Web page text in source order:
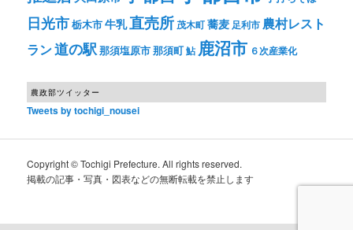
日光市栃木市牛乳直売所茂木町蕎麦足利市 農村レスト
ラン道の駅那須塩原市那須町鮎 鹿沼市 ６次産業化
農政部ツイッター
Tweets by tochigi_nousei
Copyright © Tochigi Prefecture. All rights reserved.
掲載の記事・写真・図表などの無断転載を禁止します